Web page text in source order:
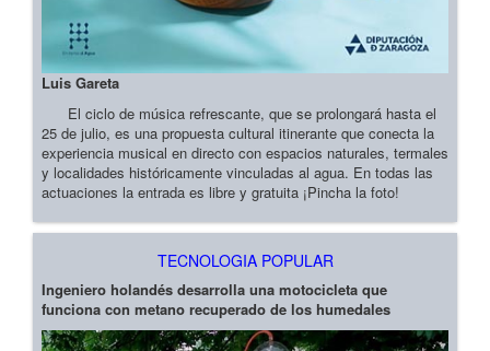
Luis Gareta
El ciclo de música refrescante, que se prolongará hasta el
25 de julio, es una propuesta cultural itinerante que conecta la
experiencia musical en directo con espacios naturales, termales
y localidades históricamente vinculadas al agua. En todas las
actuaciones la entrada es libre y gratuita ¡Pincha la foto!
TECNOLOGIA POPULAR
Ingeniero holandés desarrolla una motocicleta que
funciona con metano recuperado de los humedales